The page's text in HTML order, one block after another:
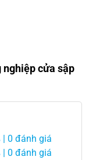
nghiệp cửa sập
| 0 đánh giá
| 0 đánh giá